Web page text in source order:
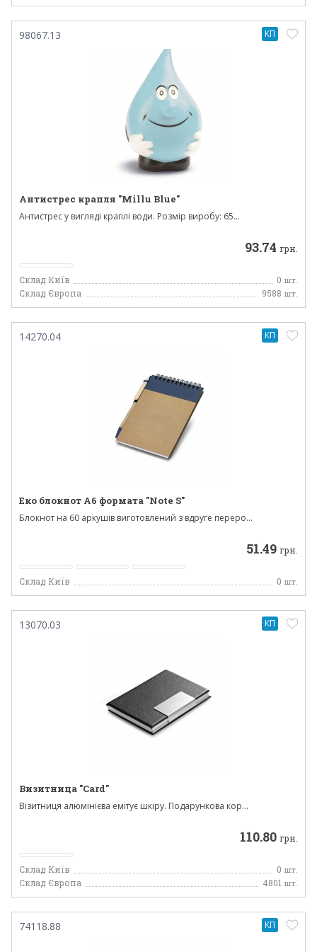
98067.13
Антистрес крапля "Millu Blue"
Антистрес у вигляді краплі води. Розмір виробу: 65...
93.74 грн.
Склад Київ 0 шт.
Склад Європа 9588 шт.
КП
14270.04
Еко блокнот А6 формата "Note S"
Блокнот на 60 аркушів виготовлений з вдруге переро...
51.49 грн.
Склад Київ 0 шт.
КП
13070.03
Визитница "Card"
Візитниця алюмінієва емітує шкіру. Подарункова кор...
110.80 грн.
Склад Київ 0 шт.
Склад Європа 4801 шт.
КП
74118.88 КП